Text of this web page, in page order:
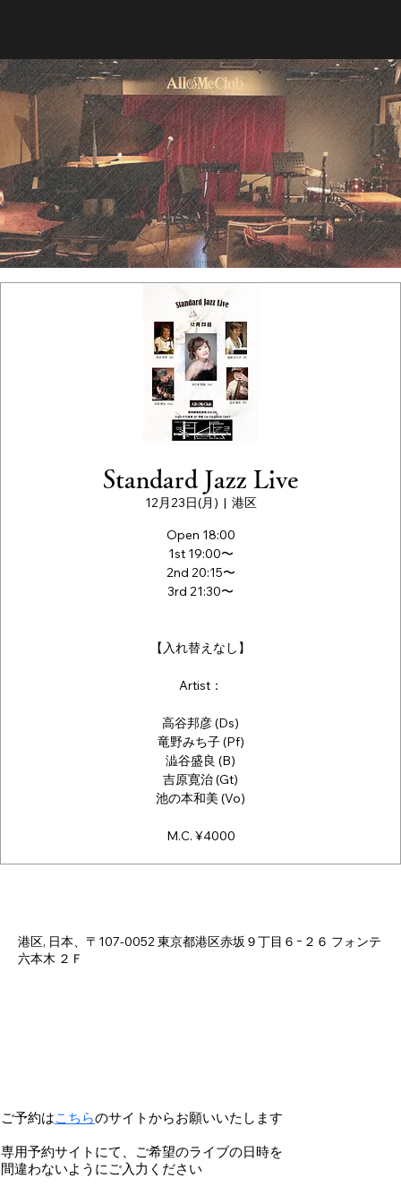
ご予約はこちらのサイトからお願いいたします
専用予約サイトにて、ご希望のライブの日時を
間違わないようにご入力ください
Standard Jazz Live
12月23日(月)
  |
港区
Open 18:00
1st 19:00〜
2nd 20:15〜
3rd 21:30〜
【入れ替えなし】
Artist：
高谷邦彦 (Ds)
竜野みち子 (Pf)
澁谷盛良 (B)
吉原寛治 (Gt)
池の本和美 (Vo)
M.C. ¥4000
港区, 日本、〒107-0052 東京都港区赤坂９丁目６−２６ フォンテ
六本木 ２Ｆ